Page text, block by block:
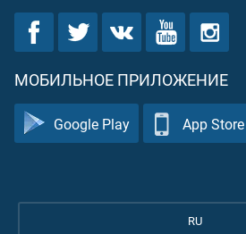
МОБИЛЬНОЕ ПРИЛОЖЕНИЕ
Google Play App Store
RU